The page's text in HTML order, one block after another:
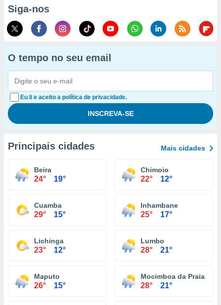
Siga-nos
O tempo no seu email
Eu li e aceito a política de privacidade.
Principais cidades Mais cidades
Beira
24° 19°
Chimoio
22° 12°
Cuamba
29° 15°
Inhambane
25° 17°
Lichinga
23° 12°
Lumbo
28° 21°
Maputo
26° 15°
Mocimboa da Praia
28° 21°